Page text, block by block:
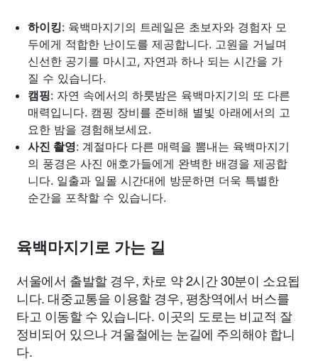
하이킹: 육백마지기의 트레일은 초보자와 경험자 모
두에게 적합한 난이도를 제공합니다. 고원을 거닐며
신선한 공기를 마시고, 자연과 하나 되는 시간을 가
질 수 있습니다.
캠핑: 자연 속에서의 하룻밤은 육백마지기의 또 다른
매력입니다. 캠핑 장비를 준비해 별빛 아래에서의 고
요한 밤을 경험해보세요.
사진 촬영: 계절마다 다른 매력을 뽐내는 육백마지기
의 풍경은 사진 애호가들에게 완벽한 배경을 제공합
니다. 일출과 일몰 시간대에 방문하면 더욱 특별한
순간을 포착할 수 있습니다.
육백마지기로 가는 길
서울에서 출발할 경우, 차로 약 2시간 30분이 소요됩
니다. 대중교통을 이용할 경우, 평창역에서 버스를
타고 이동할 수 있습니다. 이곳의 도로는 비교적 잘
정비되어 있으나 겨울철에는 눈길에 주의해야 합니
다.